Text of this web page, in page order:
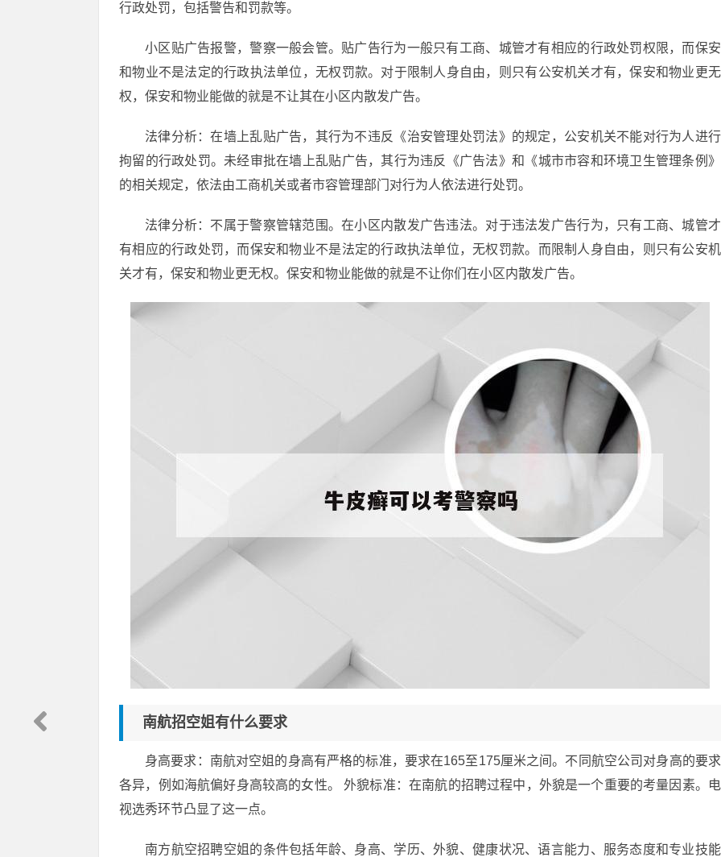
行政处罚，包括警告和罚款等。
小区贴广告报警，警察一般会管。贴广告行为一般只有工商、城管才有相应的行政处罚权限，而保安
和物业不是法定的行政执法单位，无权罚款。对于限制人身自由，则只有公安机关才有，保安和物业更无
权，保安和物业能做的就是不让其在小区内散发广告。
法律分析：在墙上乱贴广告，其行为不违反《治安管理处罚法》的规定，公安机关不能对行为人进行
拘留的行政处罚。未经审批在墙上乱贴广告，其行为违反《广告法》和《城市市容和环境卫生管理条例》
的相关规定，依法由工商机关或者市容管理部门对行为人依法进行处罚。
法律分析：不属于警察管辖范围。在小区内散发广告违法。对于违法发广告行为，只有工商、城管才
有相应的行政处罚，而保安和物业不是法定的行政执法单位，无权罚款。而限制人身自由，则只有公安机
关才有，保安和物业更无权。保安和物业能做的就是不让你们在小区内散发广告。
南航招空姐有什么要求
身高要求：南航对空姐的身高有严格的标准，要求在165至175厘米之间。不同航空公司对身高的要求
各异，例如海航偏好身高较高的女性。 外貌标准：在南航的招聘过程中，外貌是一个重要的考量因素。电
视选秀环节凸显了这一点。
南方航空招聘空姐的条件包括年龄、身高、学历、外貌、健康状况、语言能力、服务态度和专业技能